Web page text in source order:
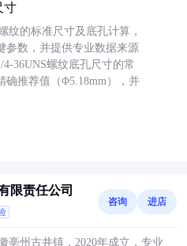
寸
纹的标准尺寸及底孔计算，
参数，并提供专业数据来源
4-36UNS螺纹底孔尺寸的常
确推荐值（Φ5.18mm），并
限责任公司
咨询 进店
亳州古井镇，2020年成立，专业